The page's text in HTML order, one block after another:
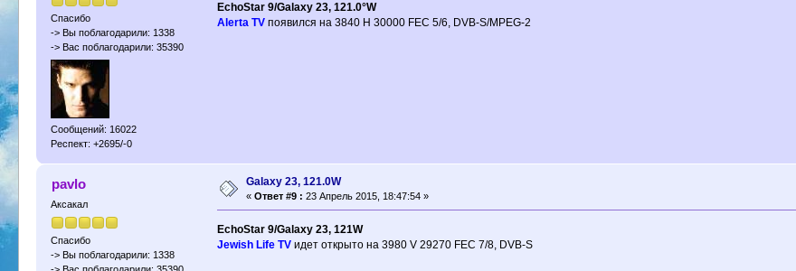
Спасибо
-> Вы поблагодарили: 1338
-> Вас поблагодарили: 35390
Сообщений: 16022
Респект: +2695/-0
EchoStar 9/Galaxy 23, 121.0°W
Alerta TVпоявился на 3840 H 30000 FEC 5/6, DVB-S/MPEG-2
pavlo
Аксакал
Спасибо
-> Вы поблагодарили: 1338
Galaxy 23, 121.0W
«Ответ #9 : 23 Апрель 2015, 18:47:54 »
EchoStar 9/Galaxy 23, 121W
Jewish Life TVидет открыто на 3980 V 29270 FEC 7/8, DVB-S